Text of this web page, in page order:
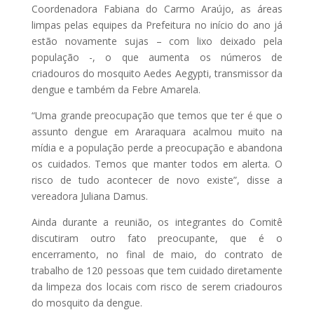
Coordenadora Fabiana do Carmo Araújo, as áreas
limpas pelas equipes da Prefeitura no início do ano já
estão novamente sujas – com lixo deixado pela
população -, o que aumenta os números de
criadouros do mosquito Aedes Aegypti, transmissor da
dengue e também da Febre Amarela.
“Uma grande preocupação que temos que ter é que o
assunto dengue em Araraquara acalmou muito na
mídia e a população perde a preocupação e abandona
os cuidados. Temos que manter todos em alerta. O
risco de tudo acontecer de novo existe”, disse a
vereadora Juliana Damus.
Ainda durante a reunião, os integrantes do Comitê
discutiram outro fato preocupante, que é o
encerramento, no final de maio, do contrato de
trabalho de 120 pessoas que tem cuidado diretamente
da limpeza dos locais com risco de serem criadouros
do mosquito da dengue.